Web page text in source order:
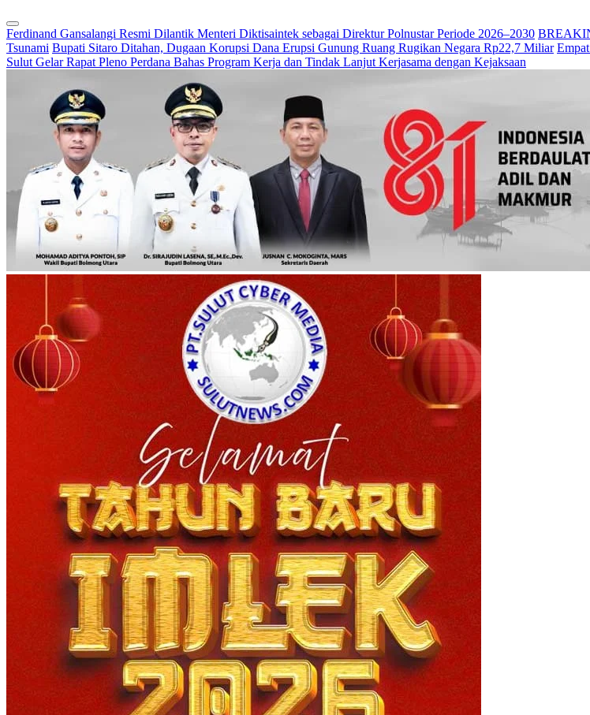
Ferdinand Gansalangi Resmi Dilantik Menteri Diktisaintek sebagai Direktur Polnustar Periode 2026–2030
Tsunami Bupati Sitaro Ditahan, Dugaan Korupsi Dana Erupsi Gunung Ruang Rugikan Negara Rp22,7 Miliar
Sulut Gelar Rapat Pleno Perdana Bahas Program Kerja dan Tindak Lanjut Kerjasama dengan Kejaksaan